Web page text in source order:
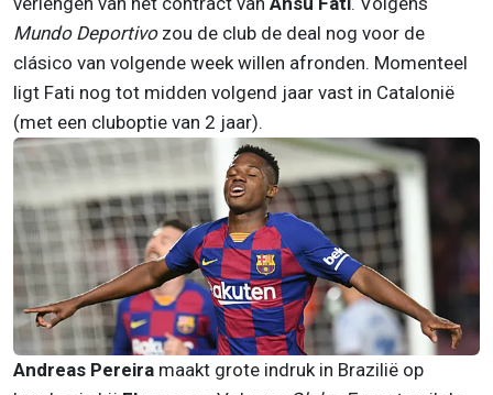
Mundo Deportivozou de club de deal nog voor de
clásico van volgende week willen afronden. Momenteel
ligt Fati nog tot midden volgend jaar vast in Catalonië
(met een cluboptie van 2 jaar).
Andreas Pereira maakt grote indruk in Brazilië op